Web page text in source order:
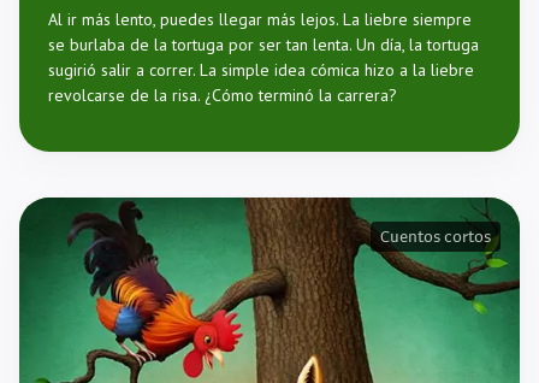
Al ir más lento, puedes llegar más lejos. La liebre siempre
se burlaba de la tortuga por ser tan lenta. Un día, la tortuga
sugirió salir a correr. La simple idea cómica hizo a la liebre
revolcarse de la risa. ¿Cómo terminó la carrera?
Cuentos cortos